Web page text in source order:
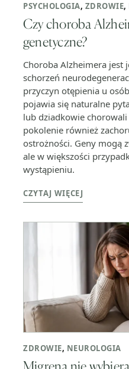
PSYCHOLOGIA, ZDROWIE,
Czy choroba
genetyczne?
Choroba Alzheimera jest
schorzeń
przyczyn otępienia u
pojawia się naturalne
lub dziadkowie
pokolenie również
ostrożności. Geny mogą
ale w większości
wystąpieniu.
CZYTAJ WIĘCEJ
ZDROWIE, NEUROLOGIA